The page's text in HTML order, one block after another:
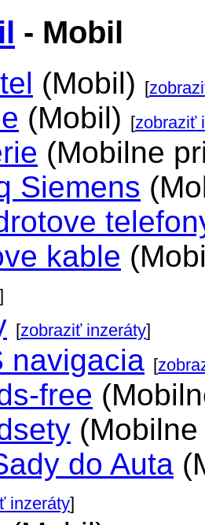
- Mobil
(Mobil) [
(Mobil) [zobraziť
(Mobilne
Siemens
kable
]
[zobraziť inzeráty]
navigacia [
free
do Auta
inzeráty]